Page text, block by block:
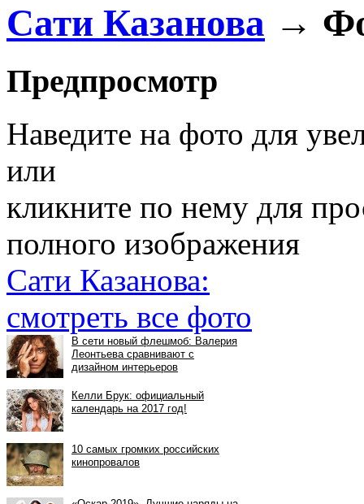
Сати Казанова →
Предпросмотр
Наведите на фото для
или
кликните по нему для
полного изображения
Сати Казанова:
смотреть все фото